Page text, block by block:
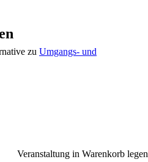
zu Umgangs- und
Veranstaltung in Warenkorb legen